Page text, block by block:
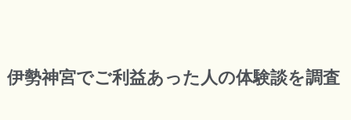
伊勢神宮でご利益あった人の体験談を調査